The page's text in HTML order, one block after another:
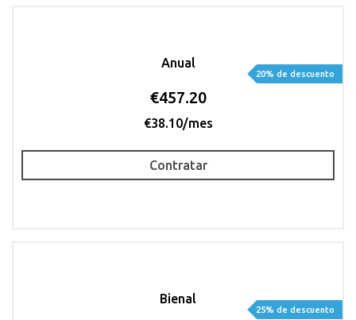
Anual
€457.20
€38.10/mes
20% de descuento
Contratar
Bienal
25% de descuento